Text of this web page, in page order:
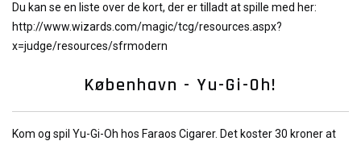
Du kan se en liste over de kort, der er tilladt at spille med her:
http://www.wizards.com/magic/tcg/resources.aspx?
x=judge/resources/sfrmodern
København - Yu-Gi-Oh!
Kom og spil Yu-Gi-Oh hos Faraos Cigarer. Det koster 30 kroner at